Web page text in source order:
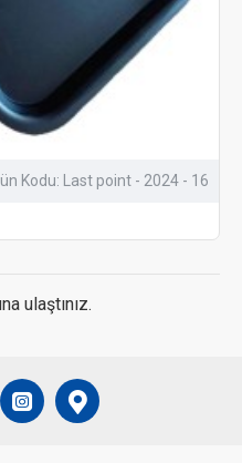
Kodu: Last point - 2024 - 16
ulaştınız.